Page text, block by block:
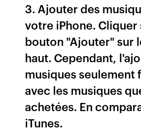
3. Ajouter des
votre iPhone. Cliquer
bouton "Ajouter" sur
haut. Cependant,
musiques seulement
avec les musiques
achetées. En
iTunes.